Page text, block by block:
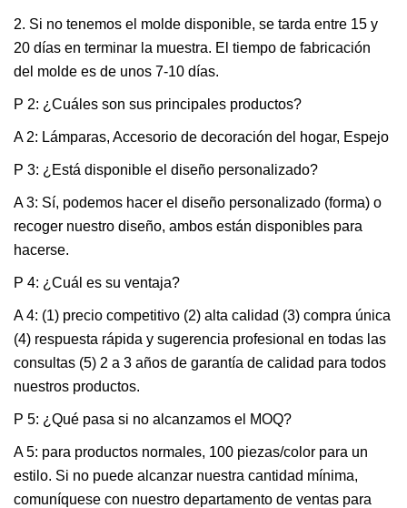
2. Si no tenemos el molde disponible, se tarda entre 15 y
20 días en terminar la muestra. El tiempo de fabricación
del molde es de unos 7-10 días.
P 2: ¿Cuáles son sus principales productos?
A 2: Lámparas, Accesorio de decoración del hogar, Espejo
P 3: ¿Está disponible el diseño personalizado?
A 3: Sí, podemos hacer el diseño personalizado (forma) o
recoger nuestro diseño, ambos están disponibles para
hacerse.
P 4: ¿Cuál es su ventaja?
A 4: (1) precio competitivo (2) alta calidad (3) compra única
(4) respuesta rápida y sugerencia profesional en todas las
consultas (5) 2 a 3 años de garantía de calidad para todos
nuestros productos.
P 5: ¿Qué pasa si no alcanzamos el MOQ?
A 5: para productos normales, 100 piezas/color para un
estilo. Si no puede alcanzar nuestra cantidad mínima,
comuníquese con nuestro departamento de ventas para